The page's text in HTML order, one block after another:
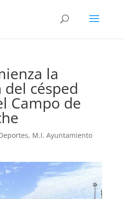
la
césped
Campo de
, M.I. Ayuntamiento